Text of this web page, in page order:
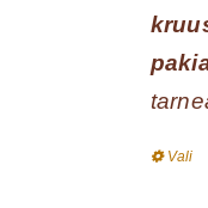
Vali